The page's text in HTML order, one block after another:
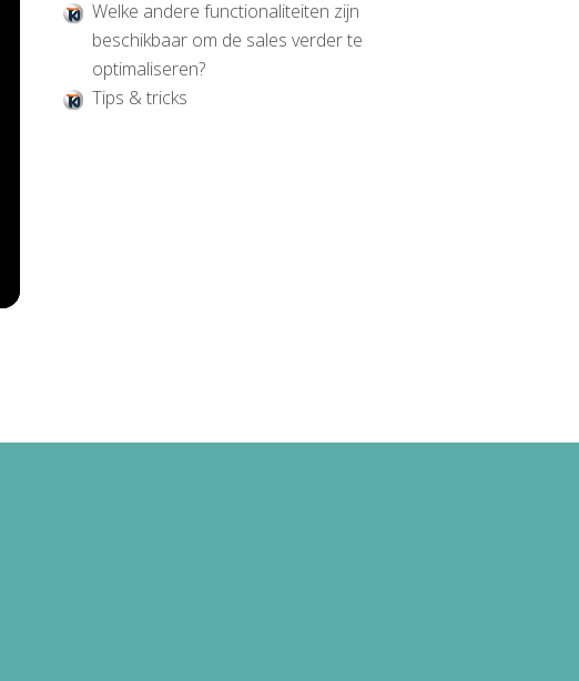
Welke andere functionaliteiten zijn
beschikbaar om de sales verder te
optimaliseren?
Tips & tricks